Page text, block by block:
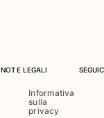
NOTE LEGALI
Informativa
sulla
privacy